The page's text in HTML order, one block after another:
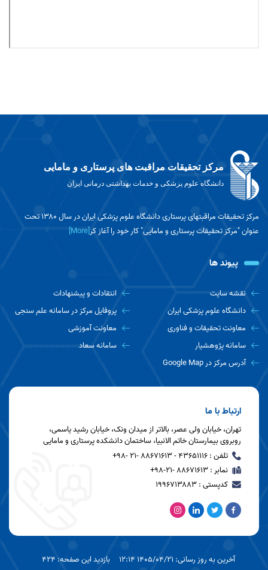
مرکز تحقیقات مراقبت های پرستاری و مامایی
دانشگاه علوم پزشکی و خدمات بهداشتی درمانی ایران
مرکز تحقیقات مراقبتهای پرستاری دانشگاه علوم پزشکی ایران در سال ۱۳۸۰ تحت
عنوان "مرکز تحقیقات پرستاری و مامایی" کار خود را آغاز کر[More]
پیوند ها
نقشه سایت
انتقادات و پیشنهادات
دانشگاه علوم پزشکی ایران
پروفایل مرکز در سامانه علم سنجی
معاونت تحقیقات و فناوری
معاونت آموزشی
سامانه پژوهشیار
سامانه سعاد
آدرس مرکز در Google Map
ارتباط با ما
تهران، خیابان ولی عصر، بالاتر از میدان ونک، خیابان رشید یاسمی،
روبروی بیمارستان خاتم الانبیا، ساختمان دانشکده پرستاری و مامایی
تلفن : ۴۳۶۵۱۱۱۶ - ۸۸۶۷۱۶۱۳ -21 -۹۸+
نمابر : ۸۸۶۷۱۶۱۳ -۲۱-۹۸+
کدپستی : ۱۹۹۶۷۱۳۸۸۳
آخرین به روز رسانی: 1405/04/21 12:14 بازدید این صفحه: 424